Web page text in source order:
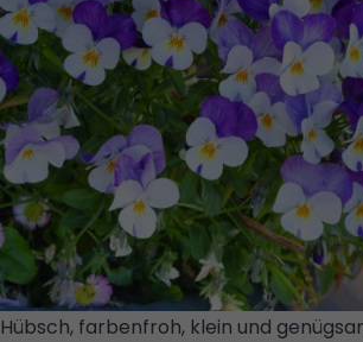
Hübsch, farbenfroh, klein und